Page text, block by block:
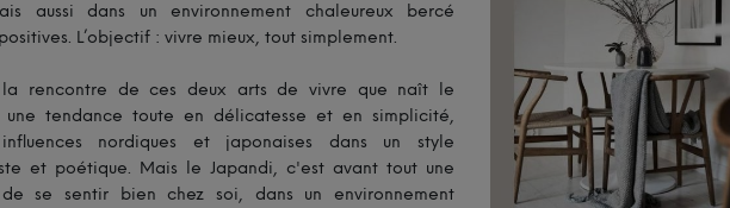
aussi dans un environnement chaleureux bercé
L’objectif : vivre mieux, tout simplement.
rencontre de ces deux arts de vivre que naît le
une tendance toute en délicatesse et en simplicité,
nordiques et japonaises dans un style
et poétique. Mais le Japandi, c'est avant tout une
se sentir bien chez soi, dans un environnement